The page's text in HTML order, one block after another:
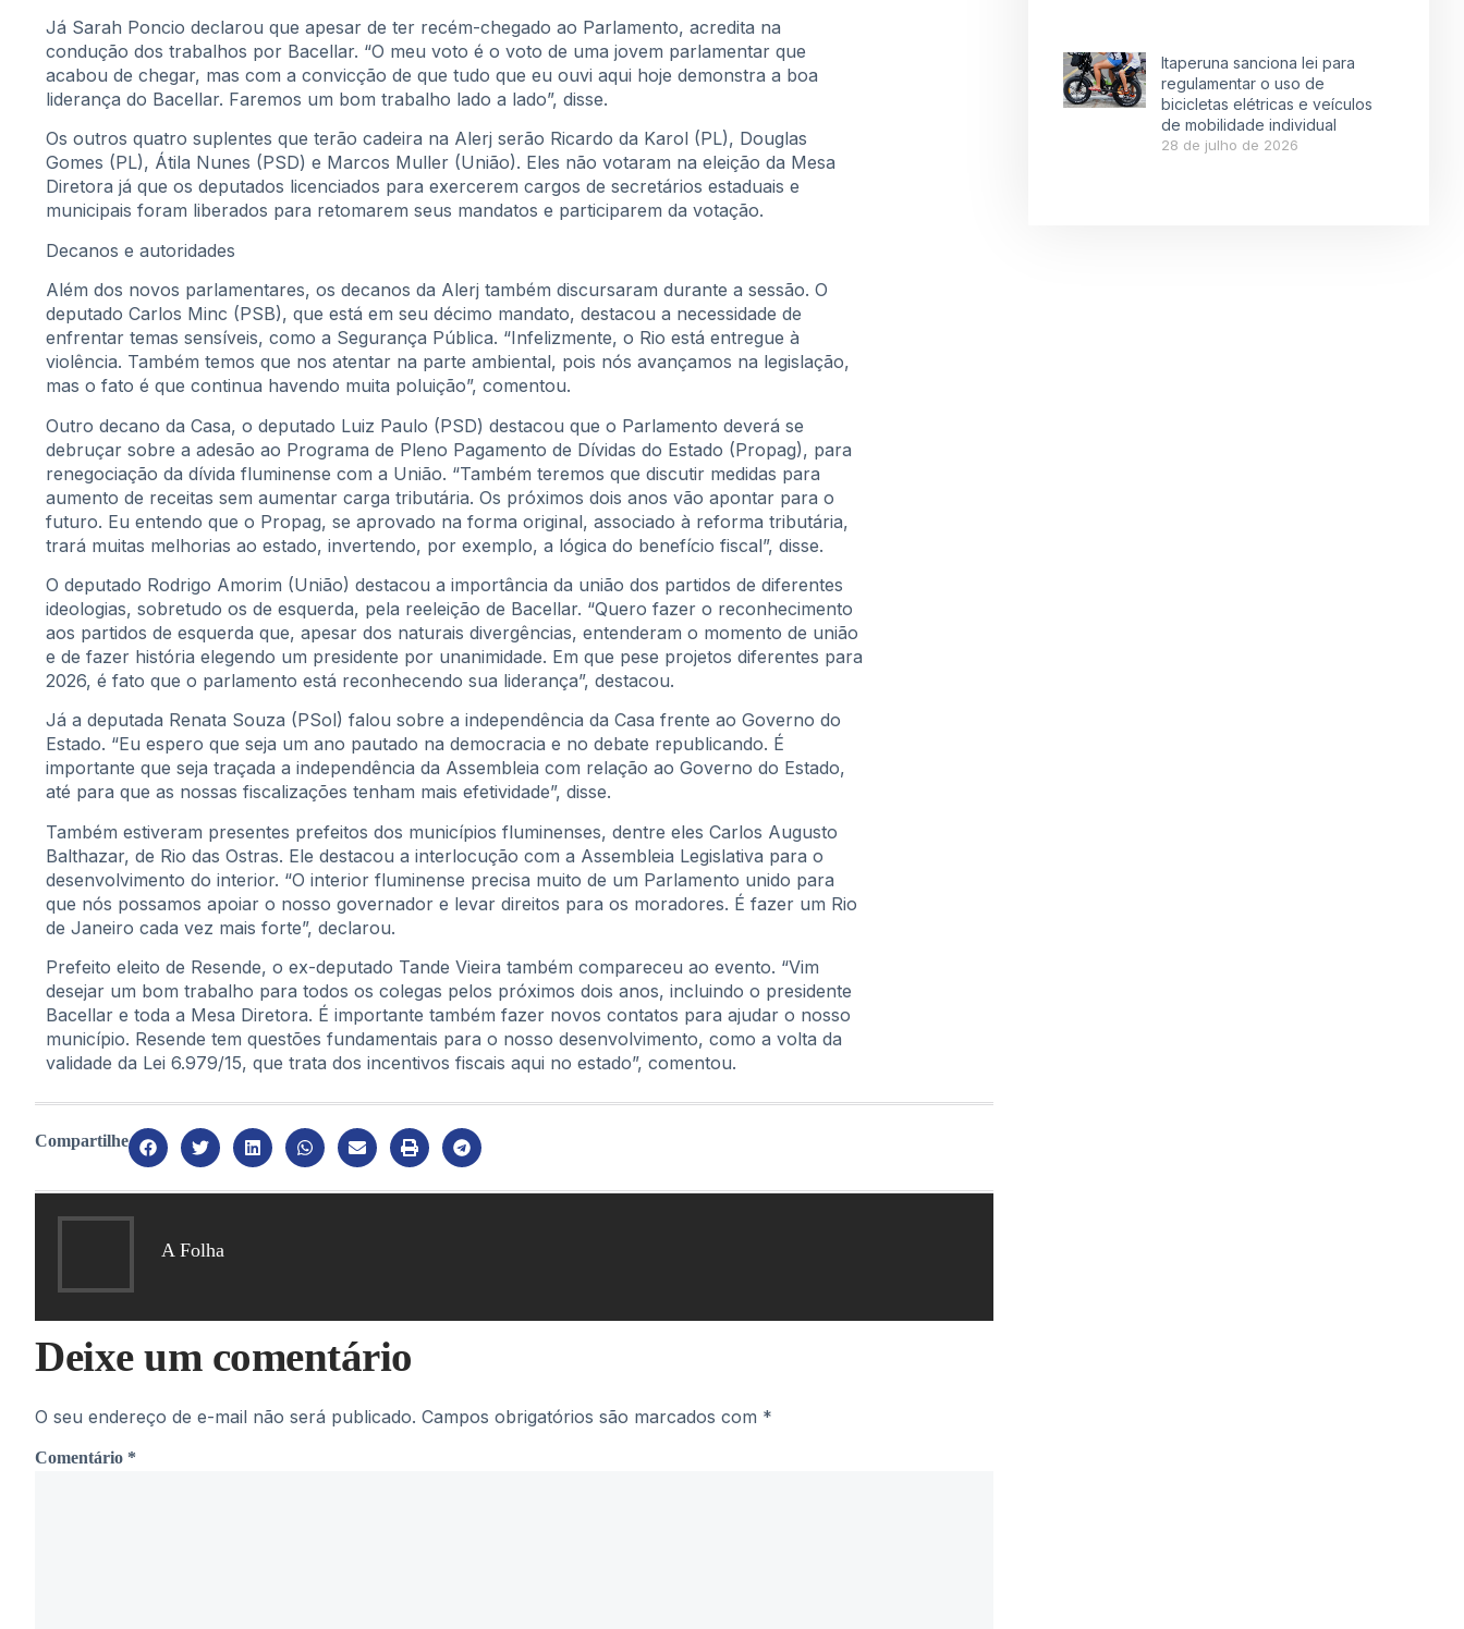
Já Sarah Poncio declarou que apesar de ter recém-chegado ao Parlamento, acredita na
condução dos trabalhos por Bacellar. “O meu voto é o voto de uma jovem parlamentar que
acabou de chegar, mas com a convicção de que tudo que eu ouvi aqui hoje demonstra a boa
liderança do Bacellar. Faremos um bom trabalho lado a lado”, disse.
Os outros quatro suplentes que terão cadeira na Alerj serão Ricardo da Karol (PL), Douglas
Gomes (PL), Átila Nunes (PSD) e Marcos Muller (União). Eles não votaram na eleição da Mesa
Diretora já que os deputados licenciados para exercerem cargos de secretários estaduais e
municipais foram liberados para retomarem seus mandatos e participarem da votação.
Decanos e autoridades
Além dos novos parlamentares, os decanos da Alerj também discursaram durante a sessão. O
deputado Carlos Minc (PSB), que está em seu décimo mandato, destacou a necessidade de
enfrentar temas sensíveis, como a Segurança Pública. “Infelizmente, o Rio está entregue à
violência. Também temos que nos atentar na parte ambiental, pois nós avançamos na legislação,
mas o fato é que continua havendo muita poluição”, comentou.
Outro decano da Casa, o deputado Luiz Paulo (PSD) destacou que o Parlamento deverá se
debruçar sobre a adesão ao Programa de Pleno Pagamento de Dívidas do Estado (Propag), para
renegociação da dívida fluminense com a União. “Também teremos que discutir medidas para
aumento de receitas sem aumentar carga tributária. Os próximos dois anos vão apontar para o
futuro. Eu entendo que o Propag, se aprovado na forma original, associado à reforma tributária,
trará muitas melhorias ao estado, invertendo, por exemplo, a lógica do benefício fiscal”, disse.
O deputado Rodrigo Amorim (União) destacou a importância da união dos partidos de diferentes
ideologias, sobretudo os de esquerda, pela reeleição de Bacellar. “Quero fazer o reconhecimento
aos partidos de esquerda que, apesar dos naturais divergências, entenderam o momento de união
e de fazer história elegendo um presidente por unanimidade. Em que pese projetos diferentes para
2026, é fato que o parlamento está reconhecendo sua liderança”, destacou.
Já a deputada Renata Souza (PSol) falou sobre a independência da Casa frente ao Governo do
Estado. “Eu espero que seja um ano pautado na democracia e no debate republicando. É
importante que seja traçada a independência da Assembleia com relação ao Governo do Estado,
até para que as nossas fiscalizações tenham mais efetividade”, disse.
Também estiveram presentes prefeitos dos municípios fluminenses, dentre eles Carlos Augusto
Balthazar, de Rio das Ostras. Ele destacou a interlocução com a Assembleia Legislativa para o
desenvolvimento do interior. “O interior fluminense precisa muito de um Parlamento unido para
que nós possamos apoiar o nosso governador e levar direitos para os moradores. É fazer um Rio
de Janeiro cada vez mais forte”, declarou.
Prefeito eleito de Resende, o ex-deputado Tande Vieira também compareceu ao evento. “Vim
desejar um bom trabalho para todos os colegas pelos próximos dois anos, incluindo o presidente
Bacellar e toda a Mesa Diretora. É importante também fazer novos contatos para ajudar o nosso
município. Resende tem questões fundamentais para o nosso desenvolvimento, como a volta da
validade da Lei 6.979/15, que trata dos incentivos fiscais aqui no estado”, comentou.
Compartilhe
A Folha
Deixe um comentário
O seu endereço de e-mail não será publicado. Campos obrigatórios são marcados com *
Comentário *
Itaperuna sanciona lei para
regulamentar o uso de
bicicletas elétricas e veículos
de mobilidade individual
28 de julho de 2026